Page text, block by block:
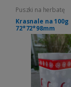
Puszki na herbatę
Krasnale na 100g
72*72*98mm